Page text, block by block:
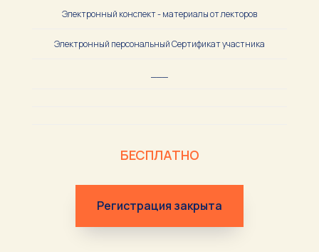
Электронный конспект - материалы от лекторов
Электронный персональный Сертификат участника
БЕСПЛАТНО
Регистрация закрыта